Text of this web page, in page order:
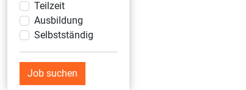
Teilzeit
Ausbildung
Selbstständig
Job suchen